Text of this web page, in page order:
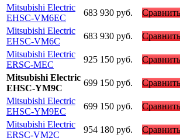
Mitsubishi Electric
EHSC-VM6EC
683 930 руб. Сравнить
Mitsubishi Electric
EHSC-VM6C
683 930 руб. Сравнить
Mitsubishi Electric
ERSC-MEC
925 150 руб. Сравнить
Mitsubishi Electric
EHSC-YM9C
699 150 руб. Сравнить
Mitsubishi Electric
EHSC-YM9EC
699 150 руб. Сравнить
Mitsubishi Electric
ERSC-VM2C
954 180 руб. Сравнить